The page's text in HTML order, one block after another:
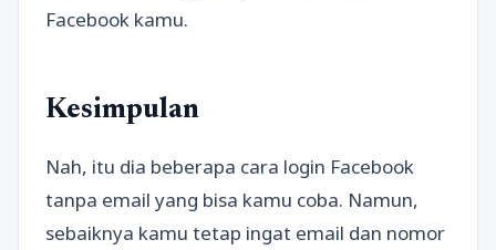
Facebook kamu.
Kesimpulan
Nah, itu dia beberapa cara login Facebook
tanpa email yang bisa kamu coba. Namun,
sebaiknya kamu tetap ingat email dan nomor